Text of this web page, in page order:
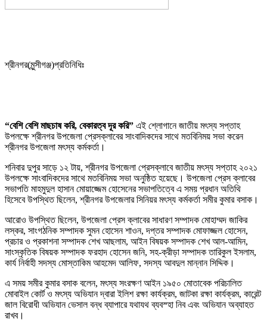
শ্রীনগর(মুন্সীগঞ্জ)প্রতিনিধিঃ
“বেশি বেশি মাছচাষ করি, বেকারত্ব দূর করি” এই শ্লোগানে জাতীয় মৎস্য সপ্তাহ
উপলক্ষে শ্রীনগর উপজেলা প্রেসক্লাবের সাংবাদিকদের সাথে মতবিনিময় সভা করেন
শ্রীনগর উপজেলা মৎস্য কর্মকর্তা।
শনিবার দুপুর সাড়ে ১২ টায়, শ্রীনগর উপজেলা প্রেসক্লাবে জাতীয় মৎস্য সপ্তাহ ২০২১
উপলক্ষে সাংবাদিকদের সাথে মতবিনিময় সভা অনুষ্ঠিত হয়েছে। উপজেলা প্রেস ক্লাবের
সভাপতি মাহমুদুল হাসান মোয়াজ্জেম হোসেনের সভাপতিত্বে এ সময় প্রধান অতিথি
হিসেবে উপস্থিত ছিলেন, শ্রীনগর উপজেলার সিনিয়র মৎস্য কর্মকর্তা সমীর কুমার বসাক।
আরোও উপস্থিত ছিলেন, উপজেলা প্রেস ক্লাবের সাধারণ সম্পাদক মোহাম্মদ জাকির
লস্কর, সাংগঠনিক সম্পাদক সুমন হোসেন শাওন, দপ্তর সম্পাদক মোফাজ্জল হোসেন,
প্রচার ও প্রকাশনা সম্পাদক শেখ আছলাম, আইন বিষয়ক সম্পাদক শেখ আল-আমিন,
সাংস্কৃতিক বিষয়ক সম্পাদক ফরহাদ হোসেন জনি, সহ-ক্রীড়া সম্পাদক তারিকুল ইসলাম,
কার্য নির্বাহী সদস্য মোস্তাকিম আহমেদ আলিফ, সদস্য আবদুল মান্নান সিদ্দিক।
এ সময় সমীর কুমার বসাক বলেন, মৎস্য সংরক্ষণ আইন ১৯৫০ মোতাবেক পরিচালিত
মোবাইল কোর্ট ও মৎস্য অভিযান দ্বারা ইলিশ রক্ষা কার্যক্রম, জাটকা রক্ষা কার্যক্রম, কারেন্ট
জাল বিরোধী অভিযান ভেসাল বন্ধ ব্যাপারে যথাযথ ব্যবস্হা নিব এবং অভিযান অব্যাহত
রাখব।